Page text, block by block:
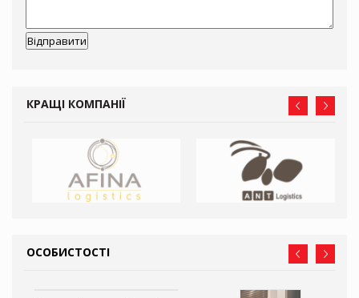
КРАЩІ КОМПАНІЇ
ОСОБИСТОСТІ